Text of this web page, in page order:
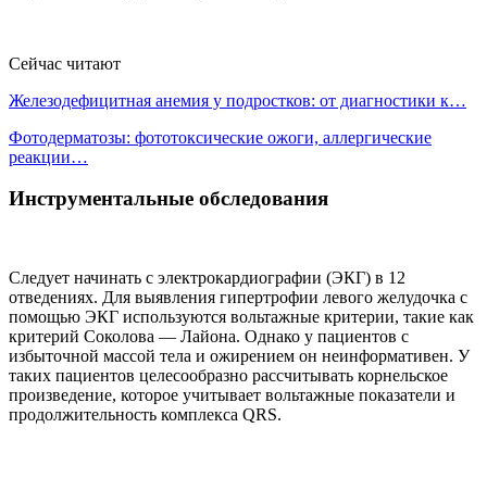
Сейчас читают
Железодефицитная анемия у подростков: от диагностики к…
Фотодерматозы: фототоксические ожоги, аллергические
реакции…
Инструментальные обследования
Следует начинать с электрокардиографии (ЭКГ) в 12
отведениях. Для выявления гипертрофии левого желудочка с
помощью ЭКГ используются вольтажные критерии, такие как
критерий Соколова — Лайона. Однако у пациентов с
избыточной массой тела и ожирением он неинформативен. У
таких пациентов целесообразно рассчитывать корнельское
произведение, которое учитывает вольтажные показатели и
продолжительность комплекса QRS.